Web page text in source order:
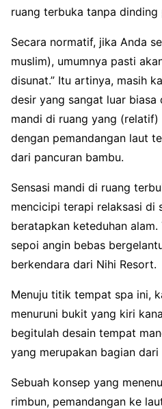
ruang terbuka tanpa dinding
Secara normatif, jika Anda
muslim), umumnya pasti
disunat.” Itu artinya, masih
desir yang sangat luar
mandi di ruang yang
dengan pemandangan laut
dari pancuran bambu.
Sensasi mandi di ruang
mencicipi terapi relaksasi di
beratapkan keteduhan
sepoi angin bebas
berkendara dari Nihi Resort.
Menuju titik tempat spa ini,
menuruni bukit yang kiri
begitulah desain tempat
yang merupakan bagian
Sebuah konsep yang
rimbun, pemandangan ke